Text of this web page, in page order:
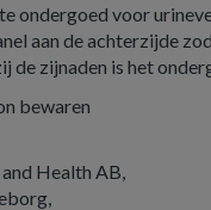
ondergoed voor
aan de achterzijde
de zijnaden is het
bewaren
Health AB,